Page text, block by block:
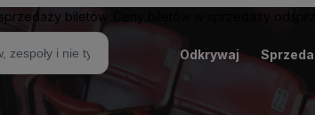
biletów. Ceny biletów w sprzedaży
Odkrywaj